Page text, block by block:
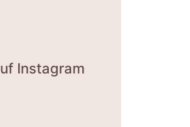
Instagram